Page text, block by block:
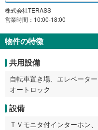
株式会社TERASS
営業時間：10:00-18:00
物件の特徴
共用設備
自転車置き場、エレベータ
オートロック
設備
ＴＶモニタ付インターホン